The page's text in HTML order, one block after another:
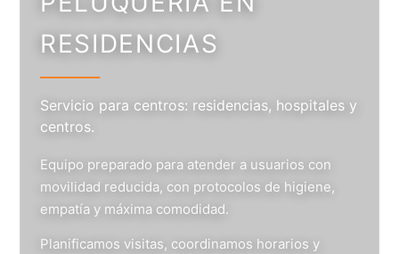
RESIDENCIAS
Servicio para centros: residencias, hospitales y
centros.
Equipo preparado para atender a usuarios con
movilidad reducida, con protocolos de higiene,
empatía y máxima comodidad.
Planificamos visitas, coordinamos horarios y